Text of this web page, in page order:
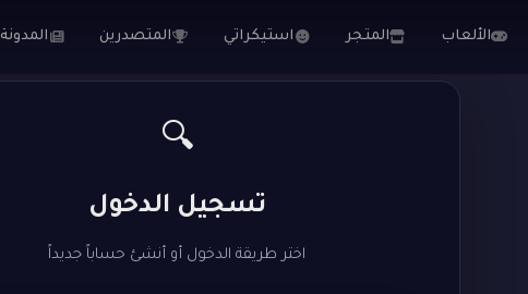
الألعاب المتجر استيكراتي المتصدرين المدونة
🔍
تسجيل الدخول
اختر طريقة الدخول أو أنشئ حساباً جديداً